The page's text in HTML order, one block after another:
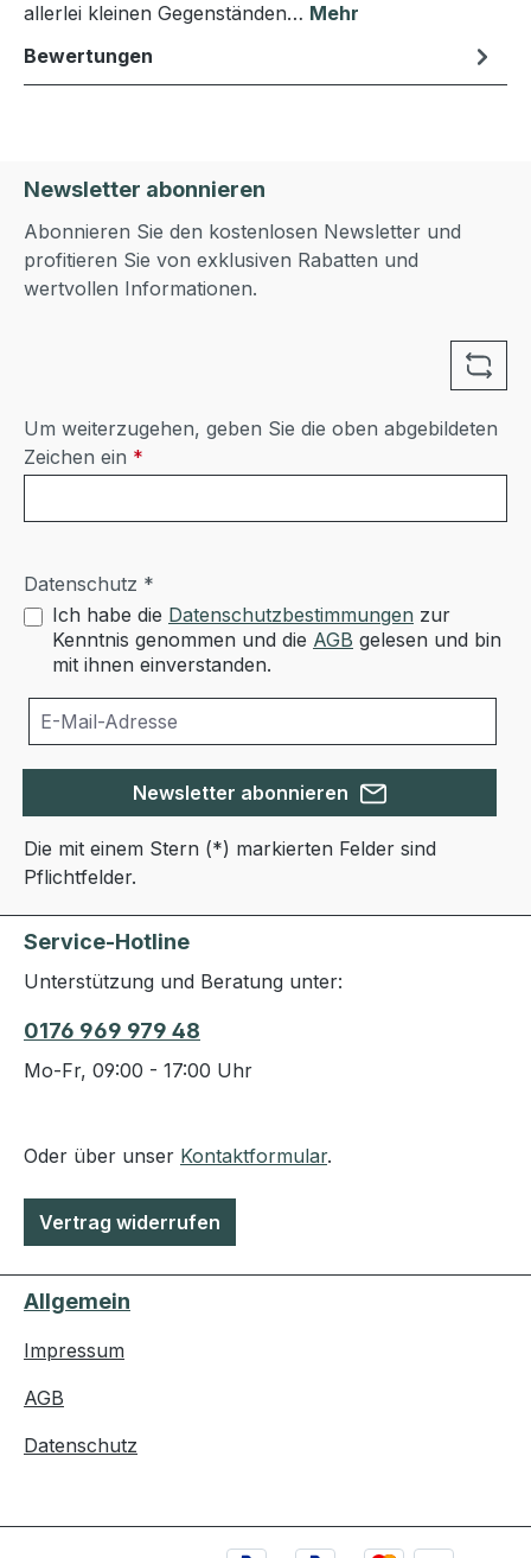
allerlei kleinen Gegenständen… Mehr
Bewertungen
Newsletter abonnieren
Abonnieren Sie den kostenlosen Newsletter und
profitieren Sie von exklusiven Rabatten und
wertvollen Informationen.
Um weiterzugehen, geben Sie die oben abgebildeten
Zeichen ein *
Datenschutz *
Ich habe die Datenschutzbestimmungen zur
Kenntnis genommen und die AGB gelesen und bin
mit ihnen einverstanden.
Newsletter abonnieren
Die mit einem Stern (*) markierten Felder sind
Pflichtfelder.
Service-Hotline
Unterstützung und Beratung unter:
0176 969 979 48
Mo-Fr, 09:00 - 17:00 Uhr
Oder über unser Kontaktformular.
Vertrag widerrufen
Allgemein
Impressum
AGB
Datenschutz